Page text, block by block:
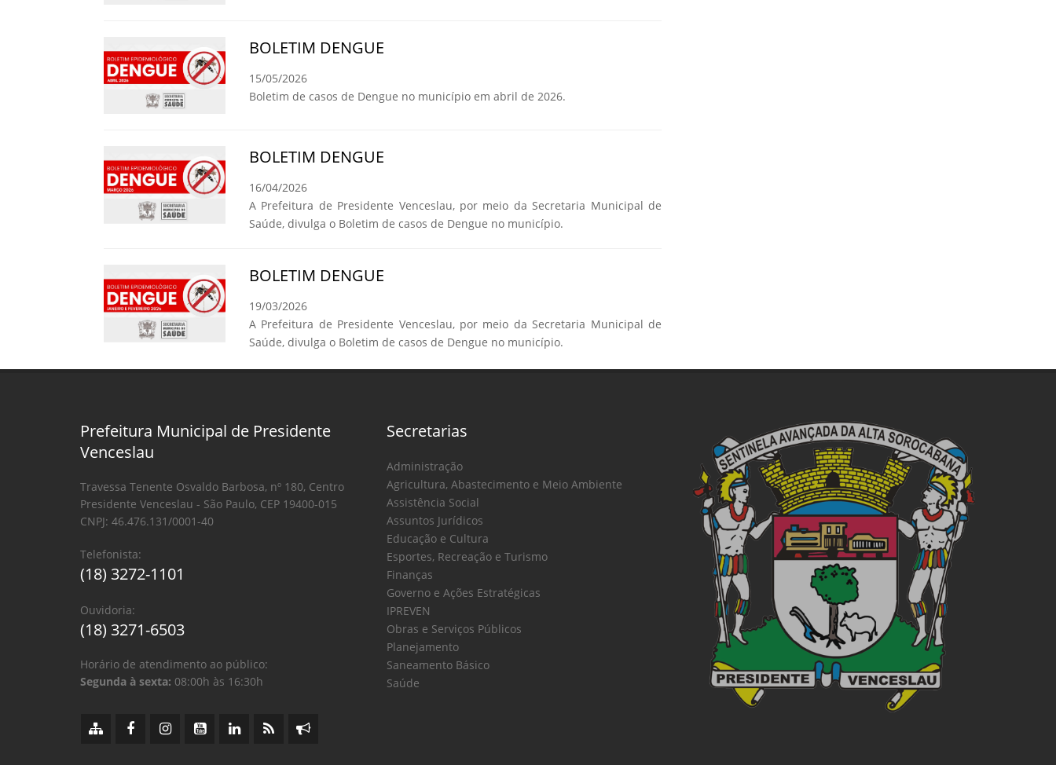
BOLETIM DENGUE
15/05/2026
Boletim de casos de Dengue no município em abril de 2026.
BOLETIM DENGUE
16/04/2026
A Prefeitura de Presidente Venceslau, por meio da Secretaria Municipal de
Saúde, divulga o Boletim de casos de Dengue no município.
BOLETIM DENGUE
19/03/2026
A Prefeitura de Presidente Venceslau, por meio da Secretaria Municipal de
Saúde, divulga o Boletim de casos de Dengue no município.
Prefeitura Municipal de Presidente
Venceslau
Travessa Tenente Osvaldo Barbosa, nº 180, Centro
Presidente Venceslau - São Paulo, CEP 19400-015
CNPJ: 46.476.131/0001-40
Telefonista:
(18) 3272-1101
Ouvidoria:
(18) 3271-6503
Horário de atendimento ao público:
Segunda à sexta: 08:00h às 16:30h
Secretarias
Administração
Agricultura, Abastecimento e Meio Ambiente
Assistência Social
Assuntos Jurídicos
Educação e Cultura
Esportes, Recreação e Turismo
Finanças
Governo e Ações Estratégicas
IPREVEN
Obras e Serviços Públicos
Planejamento
Saneamento Básico
Saúde